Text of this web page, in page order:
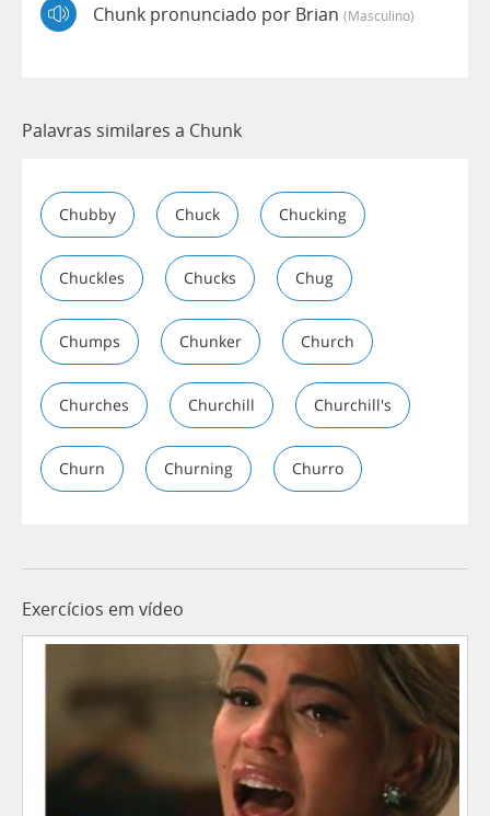
Chunk pronunciado por Brian (masculino)
Palavras similares a Chunk
Chubby Chuck Chucking
Chuckles Chucks Chug
Chumps Chunker Church
Churches Churchill Churchill's
Churn Churning Churro
Exercícios em vídeo